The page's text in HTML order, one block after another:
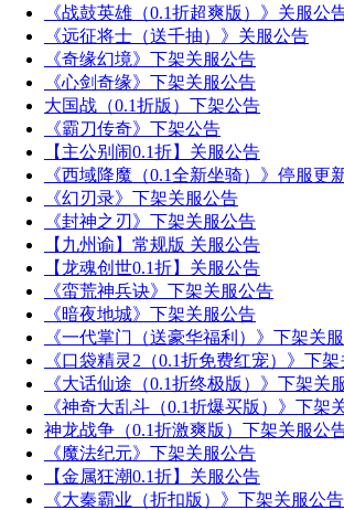
《战鼓英雄（0.1折超爽版）》关服公
《远征将士（送千抽）》关服公告
《奇缘幻境》下架关服公告
《心剑奇缘》下架关服公告
大国战（0.1折版）下架公告
《霸刀传奇》下架公告
【主公别闹0.1折】关服公告
《西域降魔（0.1全新坐骑）》停服更
《幻刃录》下架关服公告
《封神之刃》下架关服公告
【九州谕】常规版 关服公告
【龙魂创世0.1折】关服公告
《蛮荒神兵诀》下架关服公告
《暗夜地城》下架关服公告
《一代掌门（送豪华福利）》下架关
《口袋精灵2（0.1折免费红宠）》下
《大话仙途（0.1折终极版）》下架关
《神奇大乱斗（0.1折爆买版）》下架
神龙战争（0.1折激爽版）下架关服公
《魔法纪元》下架关服公告
【金属狂潮0.1折】关服公告
《大秦霸业（折扣版）》下架关服公告